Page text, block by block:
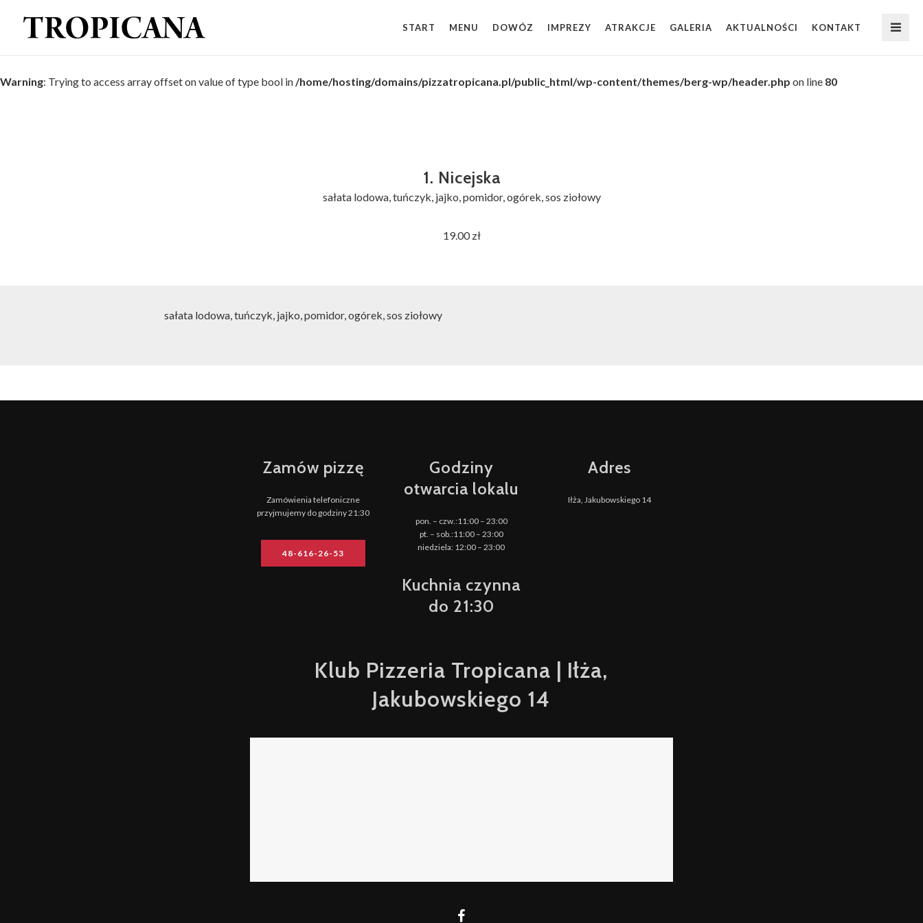
Warning: Trying to access array offset on value of type bool in/home/hosting/domains/pizzatropicana.pl/public_html/wp-content/themes/berg-wp/header.php on line 80
START MENU DOWÓZ IMPREZY ATRAKCJE GALERIA AKTUALNOŚCI KONTAKT
1. Nicejska
sałata lodowa, tuńczyk, jajko, pomidor, ogórek, sos ziołowy
19.00 zł
sałata lodowa, tuńczyk, jajko, pomidor, ogórek, sos ziołowy
Zamów pizzę
Zamówienia telefoniczne
przyjmujemy do godziny 21:30
48-616-26-53
Godziny
otwarcia lokalu
pon. – czw.:11:00 – 23:00
pt. – sob.:11:00 – 23:00
niedziela: 12:00 – 23:00
Kuchnia czynna
do 21:30
Adres
Iłża, Jakubowskiego 14
Klub Pizzeria Tropicana | Iłża,
Jakubowskiego 14